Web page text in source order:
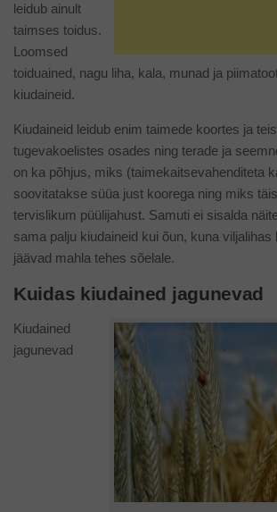
leidub ainult
taimses toidus.
Loomsed
toiduained, nagu liha, kala, munad ja
kiudaineid.
Kiudaineid leidub enim taimede koortes ja
tugevakoelistes osades ning terade ja
on ka põhjus, miks (taimekaitsevahenditeta
soovitatakse süüa just koorega ning miks
tervislikum püülijahust. Samuti ei sisalda
sama palju kiudaineid kui õun, kuna viljalihas
jäävad mahla tehes sõelale.
Kuidas kiudained jagunevad
Kiudained
jagunevad